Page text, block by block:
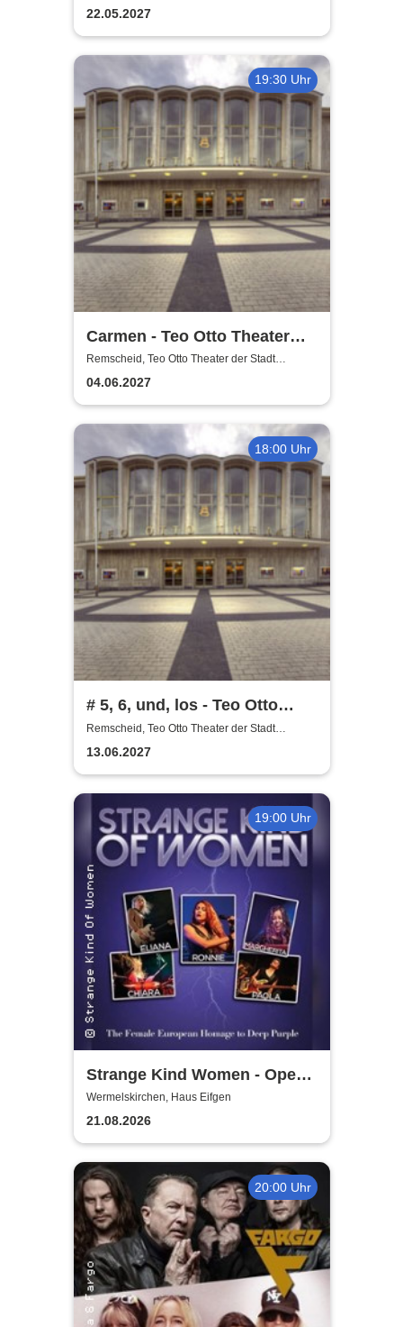
Remscheid
22.05.2027
19:30 Uhr
Carmen - Teo Otto Theater
der Stadt Remscheid
Remscheid, Teo Otto Theater der Stadt
Remscheid
04.06.2027
18:00 Uhr
# 5, 6, und, los - Teo Otto
Theater
Remscheid, Teo Otto Theater der Stadt
Remscheid
13.06.2027
19:00 Uhr
Strange Kind Women - Open
Air Summerstage
Wermelskirchen, Haus Eifgen
21.08.2026
20:00 Uhr